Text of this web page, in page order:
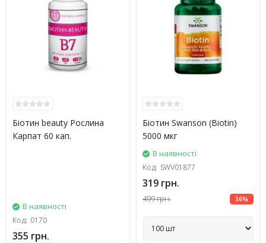
Біотин beauty Рослина
Карпат 60 кап.
В наявності
Код: 0170
355 грн.
Біотин Swanson (Biotin)
5000 мкг
В наявності
Код: SWV01877
319 грн.
499 грн. 36%